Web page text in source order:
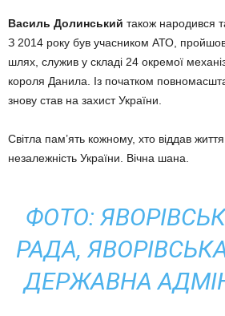
Василь Долинський також народився
З 2014 року був учасником АТО,
шлях, служив у складі 24 окремої
короля Данила. Із початком
знову став на захист України.
Світла пам’ять кожному, хто віддав
незалежність України. Вічна шана.
ФОТО:
РАДА,
ДЕРЖАВНА